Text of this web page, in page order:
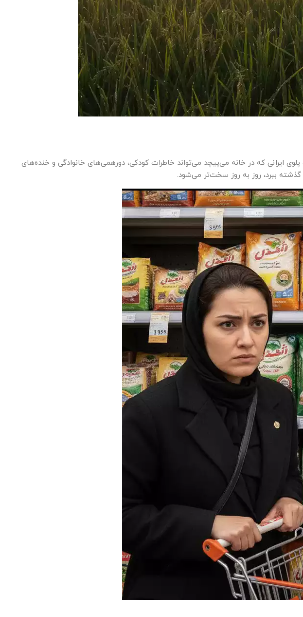
ایرانی که در خانه می‌پیچد می‌تواند خاطرات کودکی، دورهمی‌های خانوادگی و خنده‌های
گذشته ببرد، روز به روز سخت‌تر می‌شود.